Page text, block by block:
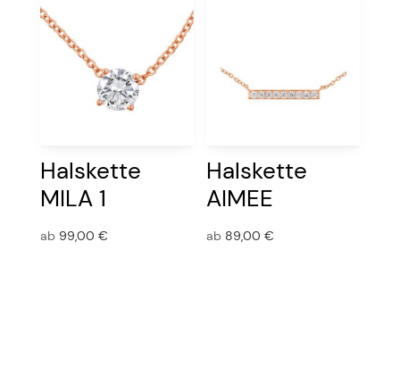
Halskette
MILA 1
ab 99,00 €
Halskette
AIMEE
ab 89,00€